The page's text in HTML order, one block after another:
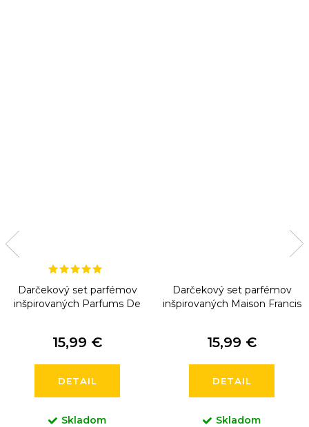
Darčekový set parfémov
inšpirovaných Parfums De
15,99 €
DETAIL
Skladom
Darčekový set parfémov
inšpirovaných Maison Francis
15,99 €
DETAIL
Skladom